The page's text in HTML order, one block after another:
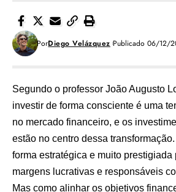
PorDiego Velázquez Publicado 06/12/
Segundo o professor João Augusto
investir de forma consciente é uma
no mercado financeiro, e os
estão no centro dessa
forma estratégica e muito prestigiada
margens lucrativas e responsáveis
Mas como alinhar os objetivos